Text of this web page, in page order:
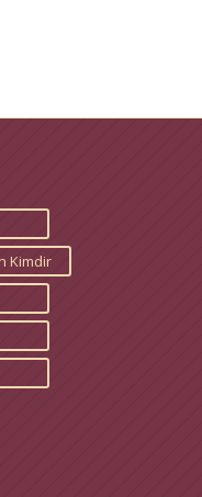
Kimdir